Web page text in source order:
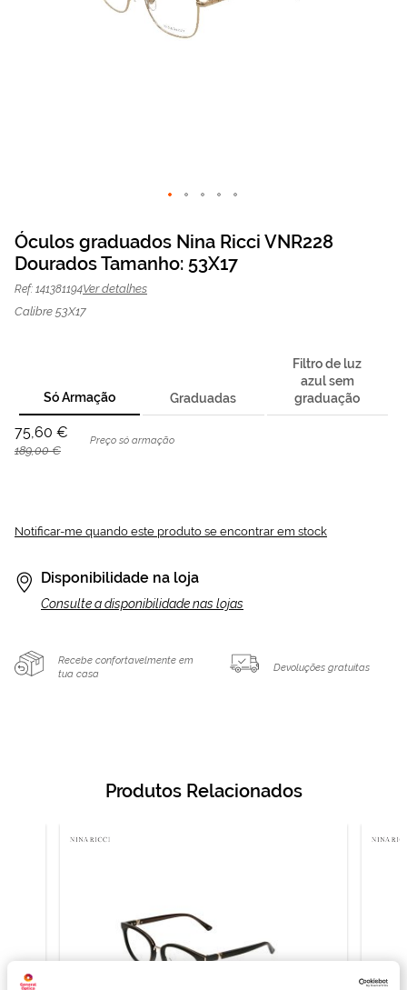
Óculos graduados Nina
Ricci VNR228 Dourados
| Mais Optica
75,60 €
para
o
início
Galeria
de
Óculos graduados Nina Ricci VNR228
Dourados Tamanho: 53X17
Ref: 141381194Ver detalhes
Calibre 53X17
Só Armação
75,60 €
189,00 €
Preço só armação
Graduadas
Filtro de luz
azul sem
graduação
Notificar-me quando este produto se encontrar em stock
Disponibilidade na loja
Consulte a disponibilidade nas lojas
Recebe confortavelmente em
tua casa
Devoluções gratuitas
Produtos Relacionados